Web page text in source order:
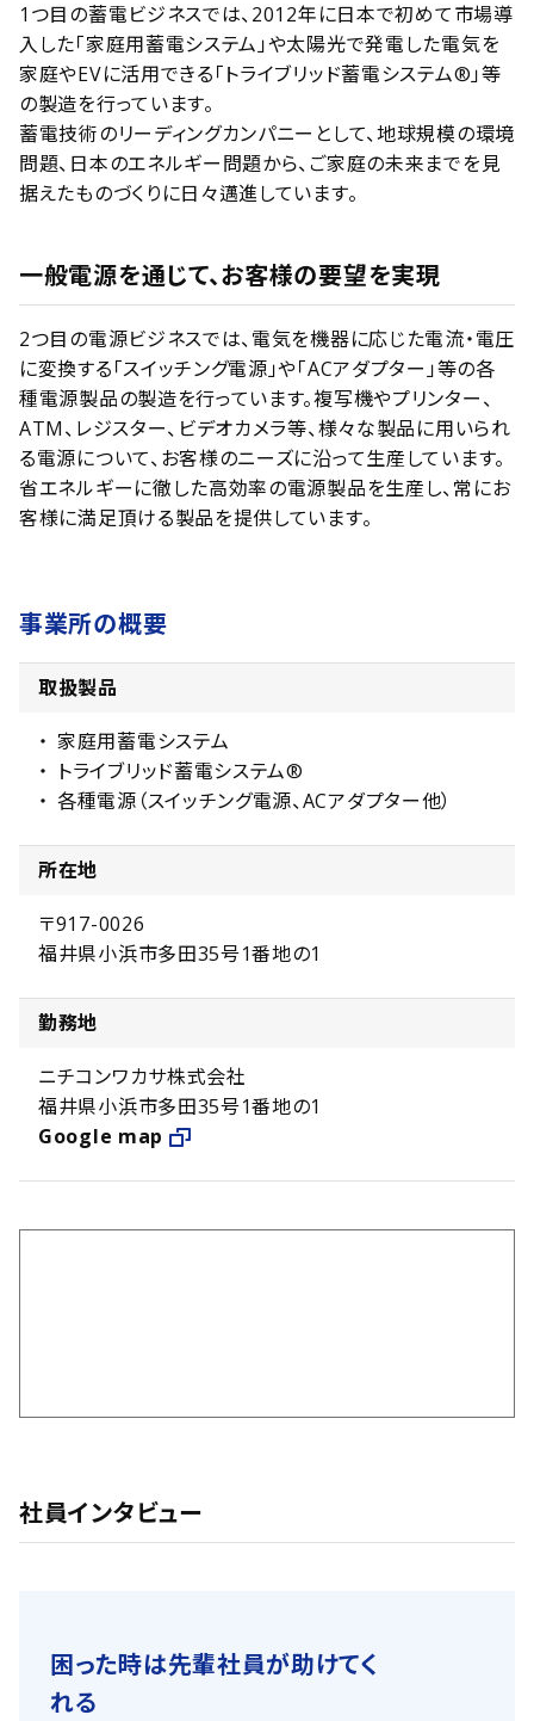
1つ目の蓄電ビジネスでは、2012年に日本で初めて市場導
入した「家庭用蓄電システム」や太陽光で発電した電気を
家庭やEVに活用できる「トライブリッド蓄電システム®」等
の製造を行っています。
蓄電技術のリーディングカンパニーとして、地球規模の環境
問題、日本のエネルギー問題から、ご家庭の未来までを見
据えたものづくりに日々邁進しています。
一般電源を通じて、お客様の要望を実現
2つ目の電源ビジネスでは、電気を機器に応じた電流・電圧
に変換する「スイッチング電源」や「ACアダプター」等の各
種電源製品の製造を行っています。複写機やプリンター、
ATM、レジスター、ビデオカメラ等、様々な製品に用いられ
る電源について、お客様のニーズに沿って生産しています。
省エネルギーに徹した高効率の電源製品を生産し、常にお
客様に満足頂ける製品を提供しています。
事業所の概要
取扱製品
家庭用蓄電システム
トライブリッド蓄電システム®
各種電源（スイッチング電源、ACアダプター他）
所在地
〒917-0026
福井県小浜市多田35号1番地の1
勤務地
ニチコンワカサ株式会社
福井県小浜市多田35号1番地の1
Google map
社員インタビュー
困った時は先輩社員が助けてく
れる